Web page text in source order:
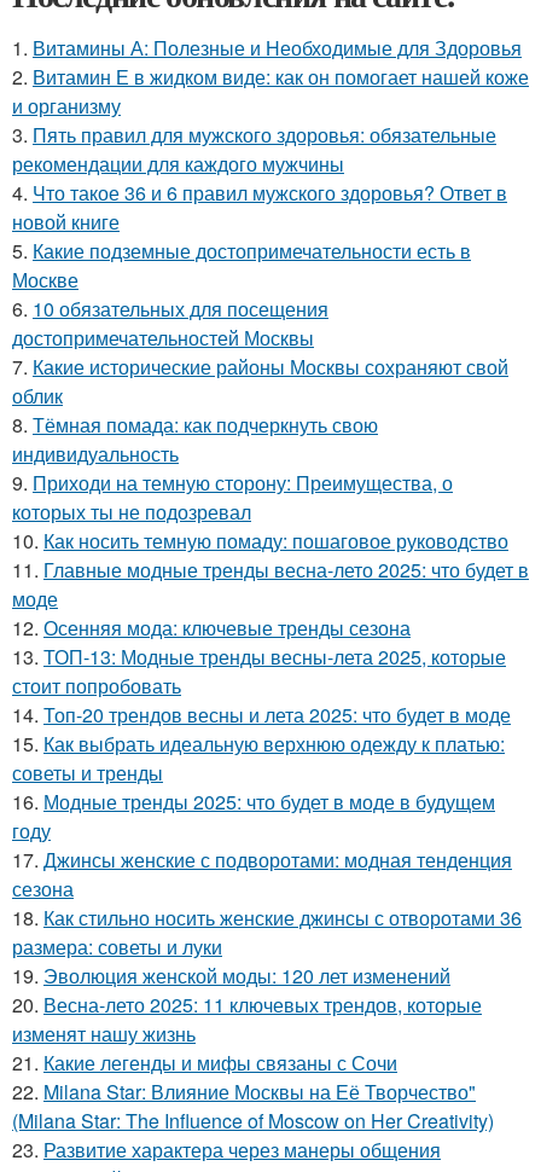
1. Витамины А: Полезные и Необходимые для Здоровья
2. Витамин Е в жидком виде: как он помогает нашей коже
и организму
3. Пять правил для мужского здоровья: обязательные
рекомендации для каждого мужчины
4. Что такое 36 и 6 правил мужского здоровья? Ответ в
новой книге
5. Какие подземные достопримечательности есть в
Москве
6. 10 обязательных для посещения
достопримечательностей Москвы
7. Какие исторические районы Москвы сохраняют свой
облик
8. Тёмная помада: как подчеркнуть свою
индивидуальность
9. Приходи на темную сторону: Преимущества, о
которых ты не подозревал
10. Как носить темную помаду: пошаговое руководство
11. Главные модные тренды весна-лето 2025: что будет в
моде
12. Осенняя мода: ключевые тренды сезона
13. ТОП-13: Модные тренды весны-лета 2025, которые
стоит попробовать
14. Топ-20 трендов весны и лета 2025: что будет в моде
15. Как выбрать идеальную верхнюю одежду к платью:
советы и тренды
16. Модные тренды 2025: что будет в моде в будущем
году
17. Джинсы женские с подворотами: модная тенденция
сезона
18. Как стильно носить женские джинсы с отворотами 36
размера: советы и луки
19. Эволюция женской моды: 120 лет изменений
20. Весна-лето 2025: 11 ключевых трендов, которые
изменят нашу жизнь
21. Какие легенды и мифы связаны с Сочи
22. Milana Star: Влияние Москвы на Её Творчество"
(Milana Star: The Influence of Moscow on Her Creativity)
23. Развитие характера через манеры общения